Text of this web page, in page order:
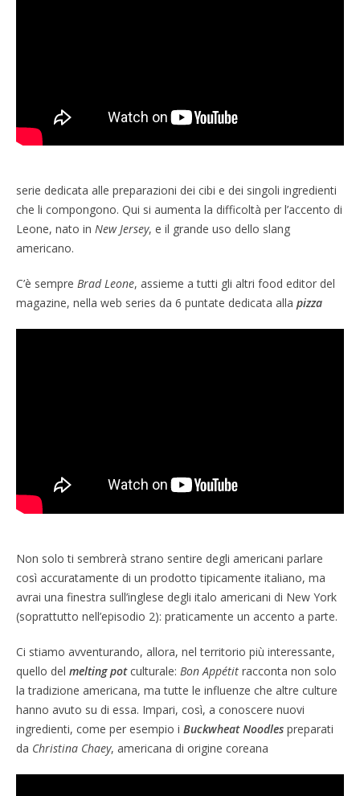
serie dedicata alle preparazioni dei cibi e dei singoli ingredienti
che li compongono. Qui si aumenta la difficoltà per l’accento di
Leone, nato in New Jersey, e il grande uso dello slang
americano.
C’è sempre Brad Leone, assieme a tutti gli altri food editor del
magazine, nella web series da 6 puntate dedicata alla pizza
Non solo ti sembrerà strano sentire degli americani parlare
così accuratamente di un prodotto tipicamente italiano, ma
avrai una finestra sull’inglese degli italo americani di New York
(soprattutto nell’episodio 2): praticamente un accento a parte.
Ci stiamo avventurando, allora, nel territorio più interessante,
quello del melting potculturale: Bon Appétit racconta non solo
la tradizione americana, ma tutte le influenze che altre culture
hanno avuto su di essa. Impari, così, a conoscere nuovi
ingredienti, come per esempio i Buckwheat Noodles preparati
da Christina Chaey, americana di origine coreana